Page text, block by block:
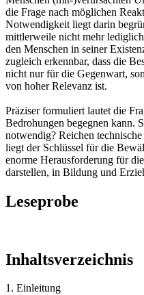
die Frage nach möglichen
Notwendigkeit liegt darin
mittlerweile nicht mehr
den Menschen in seiner
zugleich erkennbar, dass die
nicht nur für die Gegenwart,
von hoher Relevanz ist.
Präziser formuliert lautet die
Bedrohungen begegnen kann.
notwendig? Reichen
liegt der Schlüssel für die
enorme Herausforderung für
darstellen, in Bildung und
Leseprobe
Inhaltsverzeichnis
1. Einleitung